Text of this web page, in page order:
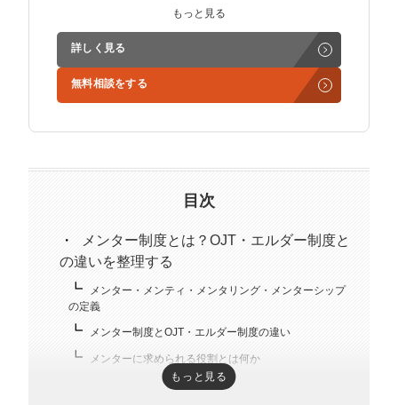
募集要項一覧
年収チャンネル立上げ責任者を担当後、YouTubeを基軸
とした企業マーケティングの戦略立案～実行を担当。商
品開発者、SNSコンサル、動画制作会社等をチームとし
て統括。
もっと見る
詳しく見る
無料相談をする
目次
メンター制度とは？OJT・エルダー制度と
の違いを整理する
メンター・メンティ・メンタリング・メンターシップ
の定義
メンター制度とOJT・エルダー制度の違い
メンターに求められる役割とは何か
厚生労働省が示すメンター制度の位置づけ
もっと見る